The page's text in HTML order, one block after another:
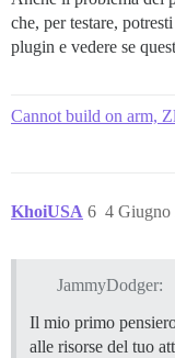
che, per testare,
plugin e vedere se
Cannot build on arm,
KhoiUSA 4 Giugno
6
JammyDodger:
Il mio primo
alle risorse del tuo